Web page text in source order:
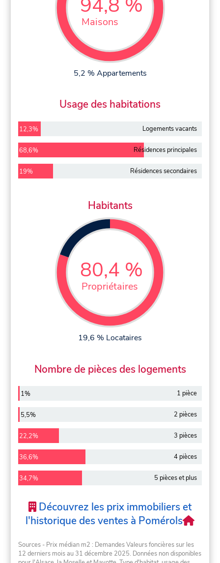
94,8 %
Maisons
5,2 % Appartements
Usage des habitations
12,3% Logements vacants
68,6% Résidences principales
19% Résidences secondaires
Habitants
80,4 %
Propriétaires
19,6 % Locataires
Nombre de pièces des logements
1% 1 pièce
5,5% 2 pièces
22,2% 3 pièces
36,6% 4 pièces
34,7% 5 pièces et plus
Découvrez les prix immobiliers et
l'historique des ventes à Pomérols
Sources - Prix médian m2 : Demandes Valeurs foncières sur les
12 derniers mois au 31 décembre 2025. Données non disponibles